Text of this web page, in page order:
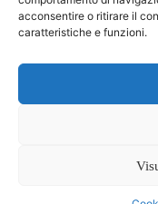
acconsentire o ritirare il
caratteristiche e funzioni.